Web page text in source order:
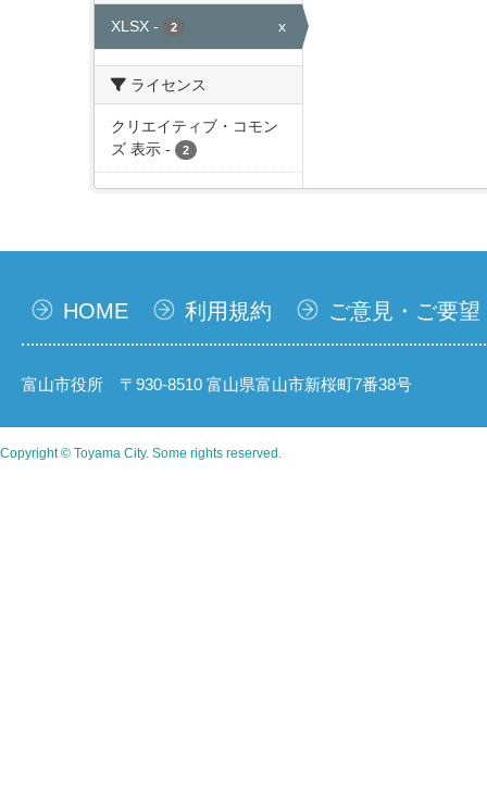
XLSX - 2 x
ライセンス
クリエイティブ・コモン
ズ 表示 - 2
HOME 利用規約 ご意見・ご要望
富山市役所 〒930-8510 富山県富山市新桜町7番38号
Copyright © Toyama City. Some rights reserved.